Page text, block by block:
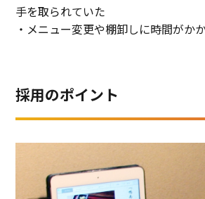
手を取られていた
・メニュー変更や棚卸しに時間がか
採用のポイント